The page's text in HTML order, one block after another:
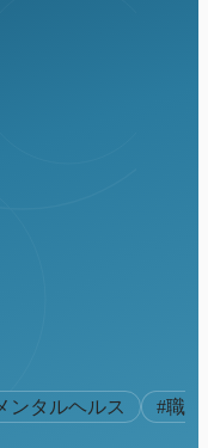
ンタルヘルス #職